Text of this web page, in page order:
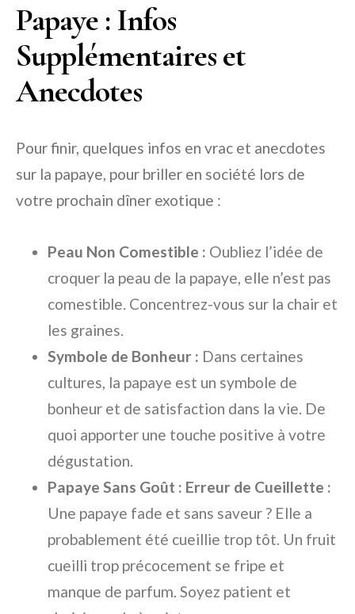
Papaye : Infos
Supplémentaires et
Anecdotes
Pour finir, quelques infos en vrac et anecdotes
sur la papaye, pour briller en société lors de
votre prochain dîner exotique :
Peau Non Comestible : Oubliez l’idée de
croquer la peau de la papaye, elle n’est pas
comestible. Concentrez-vous sur la chair et
les graines.
Symbole de Bonheur : Dans certaines
cultures, la papaye est un symbole de
bonheur et de satisfaction dans la vie. De
quoi apporter une touche positive à votre
dégustation.
Papaye Sans Goût : Erreur de Cueillette :
Une papaye fade et sans saveur ? Elle a
probablement été cueillie trop tôt. Un fruit
cueilli trop précocement se fripe et
manque de parfum. Soyez patient et